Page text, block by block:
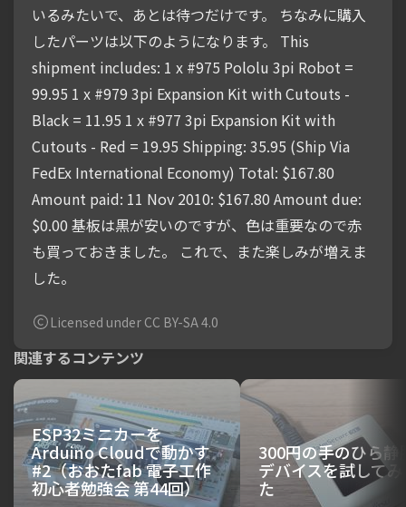
いるみたいで、あとは待つだけです。 ちなみに購入
したパーツは以下のようになります。 This
shipment includes: 1 x #975 Pololu 3pi Robot =
99.95 1 x #979 3pi Expansion Kit with Cutouts -
Black = 11.95 1 x #977 3pi Expansion Kit with
Cutouts - Red = 19.95 Shipping: 35.95 (Ship Via
FedEx International Economy) Total: $167.80
Amount paid: 11 Nov 2010: $167.80 Amount due:
$0.00 基板は黒が安いのですが、色は重要なので赤
も買っておきました。 これで、また楽しみが増えま
した。
Licensed under CC BY-SA 4.0
関連するコンテンツ
ESP32ミニカーを
Arduino Cloudで動かす
#2（おおたfab 電子工作
初心者勉強会 第44回）
300円の手のひら静
デバイスを試して
た